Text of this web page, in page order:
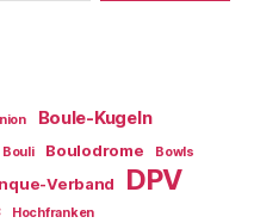
Boule-Kugeln
Bouli Boulodrome Bowls
Verband DPV
Hochfranken